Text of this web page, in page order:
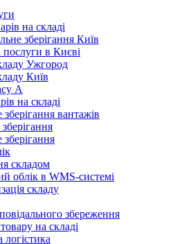
на складі
зберігання Київ
послуги в Києві
Ужгород
Київ
А
на складі
зберігання вантажів
складом
облік в WMS-системі
складу
збереження
на складі
логістика